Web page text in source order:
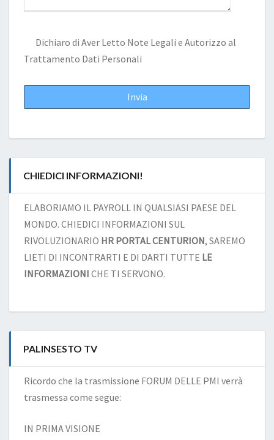
Dichiaro di Aver Letto Note Legali e Autorizzo al
Trattamento Dati Personali
CHIEDICI INFORMAZIONI!
ELABORIAMO IL PAYROLL IN QUALSIASI PAESE DEL
MONDO. CHIEDICI INFORMAZIONI SUL
RIVOLUZIONARIO HR PORTAL CENTURION, SAREMO
LIETI DI INCONTRARTI E DI DARTI TUTTE LE
INFORMAZIONI CHE TI SERVONO.
PALINSESTO TV
Ricordo che la trasmissione FORUM DELLE PMI verrà
trasmessa come segue:
IN PRIMA VISIONE